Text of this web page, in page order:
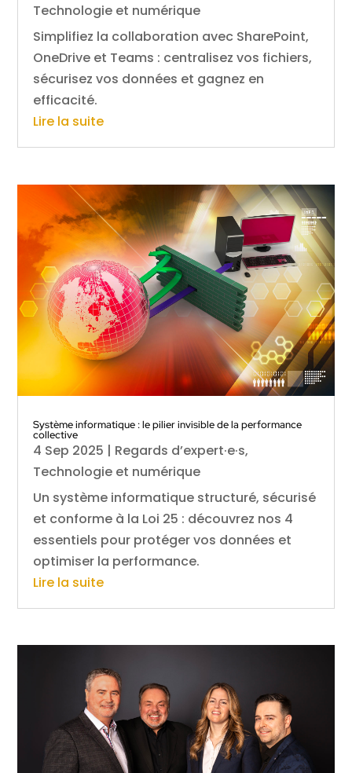
Technologie et numérique
Simplifiez la collaboration avec SharePoint,
OneDrive et Teams : centralisez vos fichiers,
sécurisez vos données et gagnez en
efficacité.
Lire la suite
Système informatique : le pilier invisible de la performance
collective
4 Sep 2025 | Regards d’expert·e·s,
Technologie et numérique
Un système informatique structuré, sécurisé
et conforme à la Loi 25 : découvrez nos 4
essentiels pour protéger vos données et
optimiser la performance.
Lire la suite